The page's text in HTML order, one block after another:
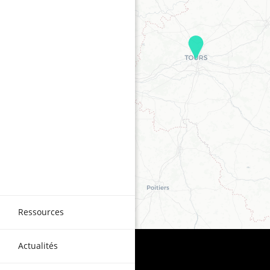
Ressources
Actualités